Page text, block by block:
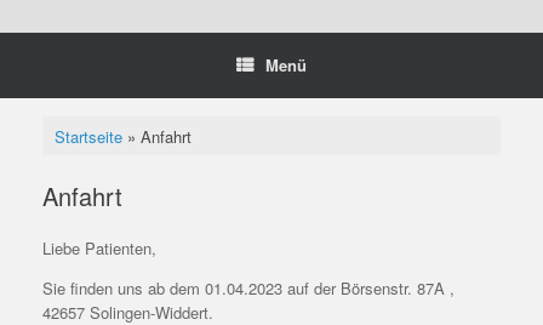
Menü
Startseite» Anfahrt
Anfahrt
Liebe Patienten,
Sie finden uns ab dem 01.04.2023 auf der Börsenstr. 87A ,
42657 Solingen-Widdert.